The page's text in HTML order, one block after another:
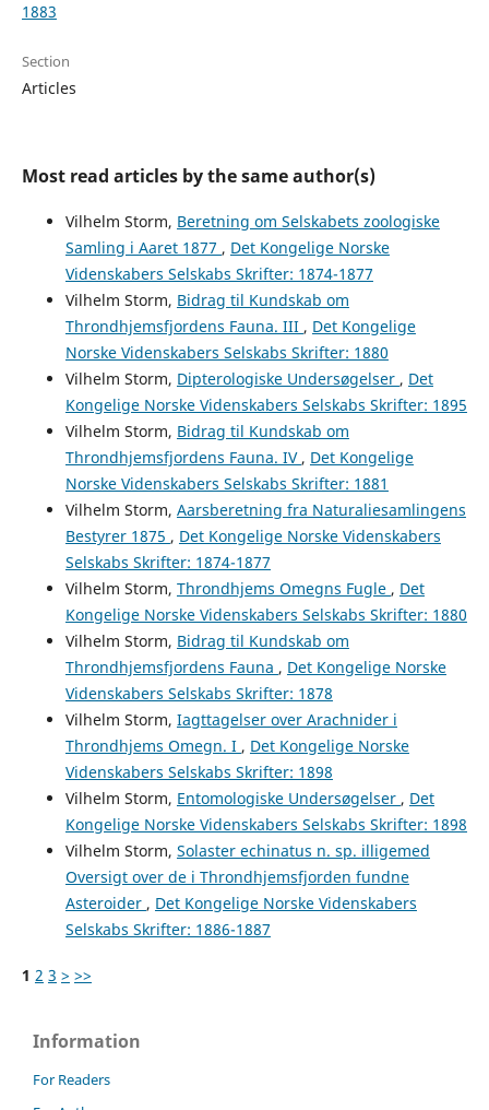
1883
Section
Articles
Most read articles by the same author(s)
Vilhelm Storm, Beretning om Selskabets zoologiske
Samling i Aaret 1877 , Det Kongelige Norske
Videnskabers Selskabs Skrifter: 1874-1877
Vilhelm Storm, Bidrag til Kundskab om
Throndhjemsfjordens Fauna. III , Det Kongelige
Norske Videnskabers Selskabs Skrifter: 1880
Vilhelm Storm, Dipterologiske Undersøgelser , Det
Kongelige Norske Videnskabers Selskabs Skrifter: 1895
Vilhelm Storm, Bidrag til Kundskab om
Throndhjemsfjordens Fauna. IV , Det Kongelige
Norske Videnskabers Selskabs Skrifter: 1881
Vilhelm Storm, Aarsberetning fra Naturaliesamlingens
Bestyrer 1875 , Det Kongelige Norske Videnskabers
Selskabs Skrifter: 1874-1877
Vilhelm Storm, Throndhjems Omegns Fugle , Det
Kongelige Norske Videnskabers Selskabs Skrifter: 1880
Vilhelm Storm, Bidrag til Kundskab om
Throndhjemsfjordens Fauna , Det Kongelige Norske
Videnskabers Selskabs Skrifter: 1878
Vilhelm Storm, Iagttagelser over Arachnider i
Throndhjems Omegn. I , Det Kongelige Norske
Videnskabers Selskabs Skrifter: 1898
Vilhelm Storm, Entomologiske Undersøgelser , Det
Kongelige Norske Videnskabers Selskabs Skrifter: 1898
Vilhelm Storm, Solaster echinatus n. sp. illigemed
Oversigt over de i Throndhjemsfjorden fundne
Asteroider , Det Kongelige Norske Videnskabers
Selskabs Skrifter: 1886-1887
1 2 3 > >>
Information
For Readers